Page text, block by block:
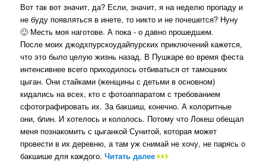
Вот так вот значит, да? Если, значит, я на неделю пропаду и
не буду появляться в инете, то никто и не почешется? Нуну
🙂 Месть моя наготове. А пока - о давно прошедшем.
После моих джодхпурскоудайпурских приключений кажется,
что это было целую жизнь назад. В Пушкаре во время феста
интенсивнее всего приходилось отбиваться от тамошних
цыган. Они стайками (женщины с детьми в основном)
кидались на всех, кто с фотоаппаратом с требованием
сфотографировать их. За бакшиш, конечно. А колоритные
они, блин. И хотелось и кололось. Потому что Локеш обещал
меня познакомить с цыганкой Сунитой, которая может
провести в их деревню, а там уж снимай не хочу, не парясь о
бакшише для каждого.Читать далее